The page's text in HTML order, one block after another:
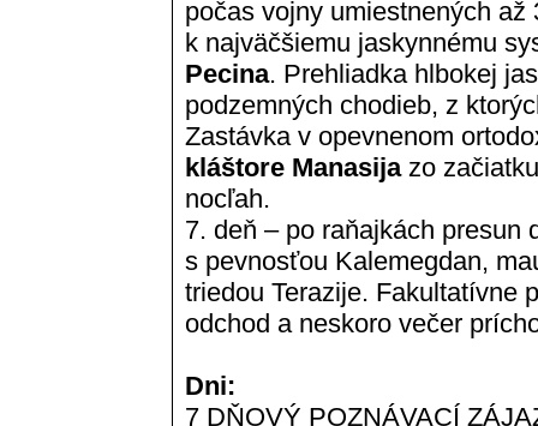
počas vojny umiestnených
k najväčšiemu jaskynnému
Pecina. Prehliadka hlbokej
podzemných chodieb, z
Zastávka v opevnenom
kláštore Manasijazo
nocľah.
7. deň – po raňajkách presun
s pevnosťou Kalemegdan,
triedou Terazije. Fakultatívne
odchod a neskoro večer
Dni:
7 DŇOVÝ POZNÁVACÍ